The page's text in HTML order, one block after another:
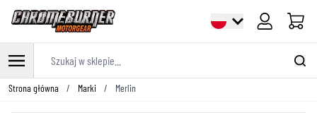
Cart
Przejdź do treści
Strona główna / Marki / Merlin